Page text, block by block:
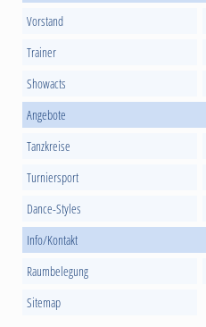
Vorstand
Trainer
Showacts
Angebote
Tanzkreise
Turniersport
Dance-Styles
Info/Kontakt
Raumbelegung
Sitemap